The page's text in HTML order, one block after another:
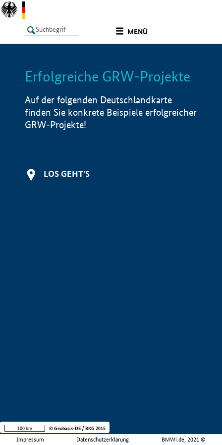
MENÜ
LISTE Info
Erfolgreiche GRW-Projekte
Auf der folgenden Deutschlandkarte
finden Sie konkrete Beispiele erfolgreicher
GRW-Projekte!
LOS GEHT'S
Impressum Datenschutzerklärung BMWi.de, 2021 ©
100 km © Geobasis-DE / BKG 2015